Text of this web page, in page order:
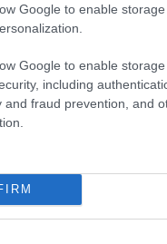
Google to enable storage
Google to enable storage
including
and fraud prevention, and
után: ennyit
MNB sorozatos